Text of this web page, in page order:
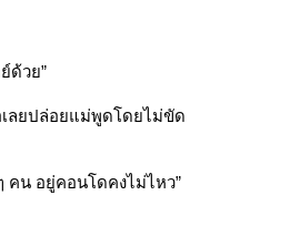
ด้วย”
ลยปล่อยแม่พูดโดยไม่ขัด
คน อยู่คอนโดคงไม่ไหว”